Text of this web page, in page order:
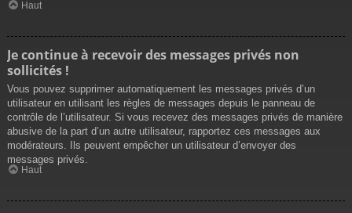
Haut
Je continue à recevoir des messages privés non
sollicités !
Vous pouvez supprimer automatiquement les messages privés d’un
utilisateur en utilisant les règles de messages depuis le panneau de
contrôle de l’utilisateur. Si vous recevez des messages privés de manière
abusive de la part d’un autre utilisateur, rapportez ces messages aux
modérateurs. Ils peuvent empêcher un utilisateur d’envoyer des
messages privés.
Haut